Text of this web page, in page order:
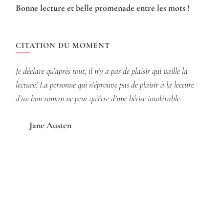
Bonne lecture et belle promenade entre les mots !
CITATION DU MOMENT
Je déclare qu’après tout, il n’y a pas de plaisir qui vaille la
lecture! La personne qui n’éprouve pas de plaisir à la lecture
d’un bon roman ne peut qu’être d’une bêtise intolérable.
Jane Austen